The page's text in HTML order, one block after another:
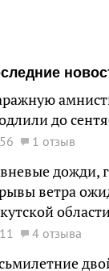
до
1 отзыв
дожди,
ветра
4 отзыва